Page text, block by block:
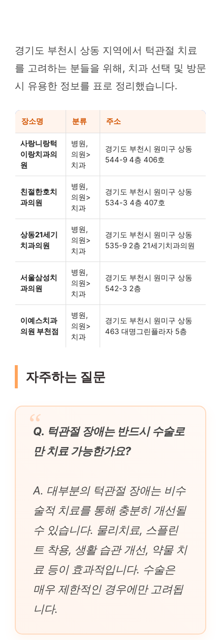
경기도 부천시 상동 지역에서 턱관절 치료
를 고려하는 분들을 위해, 치과 선택 및 방문
시 유용한 정보를 표로 정리했습니다.
장소명 분류 주소
사랑니랑턱
이랑치과의
원
병원,
의원>
치과
경기도 부천시 원미구 상동
544-9 4층 406호
친절한호치
과의원
병원,
의원>
치과
경기도 부천시 원미구 상동
534-3 4층 407호
상동21세기
치과의원
병원,
의원>
치과
경기도 부천시 원미구 상동
535-9 2층 21세기치과의원
서울삼성치
과의원
병원,
의원>
치과
경기도 부천시 원미구 상동
542-3 2층
이예스치과
의원 부천점
병원,
의원>
치과
경기도 부천시 원미구 상동
463 대명그린플라자 5층
자주하는 질문
Q. 턱관절 장애는 반드시 수술로
만 치료 가능한가요?
A. 대부분의 턱관절 장애는 비수
술적 치료를 통해 충분히 개선될
수 있습니다. 물리치료, 스플린
트 착용, 생활 습관 개선, 약물 치
료 등이 효과적입니다. 수술은
매우 제한적인 경우에만 고려됩
니다.